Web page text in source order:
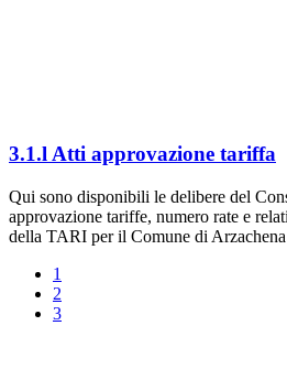
3.1.l Atti approvazione tariffa
Qui sono disponibili le delibere del
approvazione tariffe, numero rate e
della TARI per il Comune di
1
2
3